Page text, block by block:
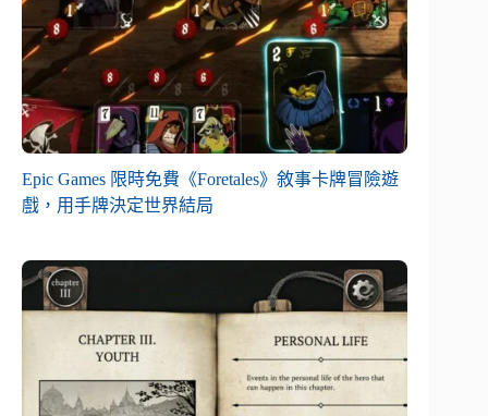
Epic Games 限時免費《Foretales》敘事卡牌冒險遊
戲，用手牌決定世界結局